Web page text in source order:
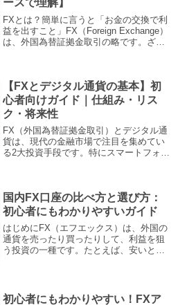
ースで理解】
FXとは？簡単に言うと「お金の交換で利
益を出すこと」FX（Foreign Exchange）
は、外国為替証拠金取引の略です。ざっ
【FXとデジタル通貨の基本】初
心者向けガイド｜仕組み・リス
ク・将来性
FX（外国為替証拠金取引）とデジタル通
貨は、現代の金融市場で注目を集めてい
る2大投資手段です。特にスマートフォン
組み、特徴、リスク、...
国内FX口座の比べ方と選び方：
初心者にもわかりやすいガイド
はじめにFX（エフエックス）は、外国の
通貨を売ったり買ったりして、利益を狙
う投資の一種です。たとえば、安いとき
です。これは少ない資...
初心者にもわかりやすい！FXア